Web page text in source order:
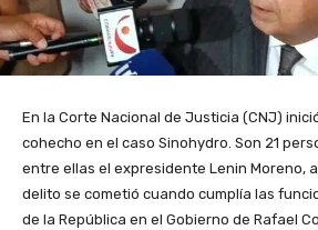
En la Corte Nacional de Justicia (CNJ)
cohecho en el caso Sinohydro. Son 21
entre ellas el expresidente Lenin Moreno,
delito se cometió cuando cumplía las
de la República en el Gobierno de Rafael